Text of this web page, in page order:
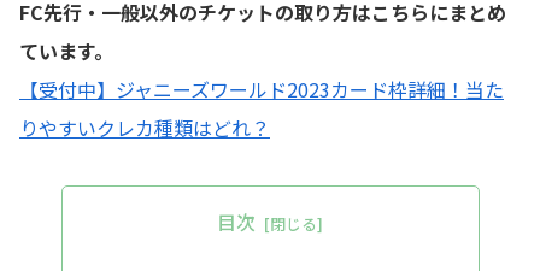
FC先行・一般以外のチケットの取り方はこちらにまとめ
ています。
【受付中】ジャニーズワールド2023カード枠詳細！当た
りやすいクレカ種類はどれ？
目次